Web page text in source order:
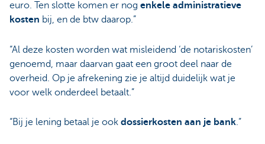
euro. Ten slotte komen er nog enkele administratieve
kosten bij, en de btw daarop.”
“Al deze kosten worden wat misleidend ‘de notariskosten’
genoemd, maar daarvan gaat een groot deel naar de
overheid. Op je afrekening zie je altijd duidelijk wat je
voor welk onderdeel betaalt.”
“Bij je lening betaal je ook dossierkosten aan je bank.”